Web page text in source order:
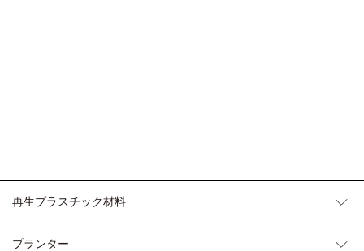
再生プラスチック材料
プランター